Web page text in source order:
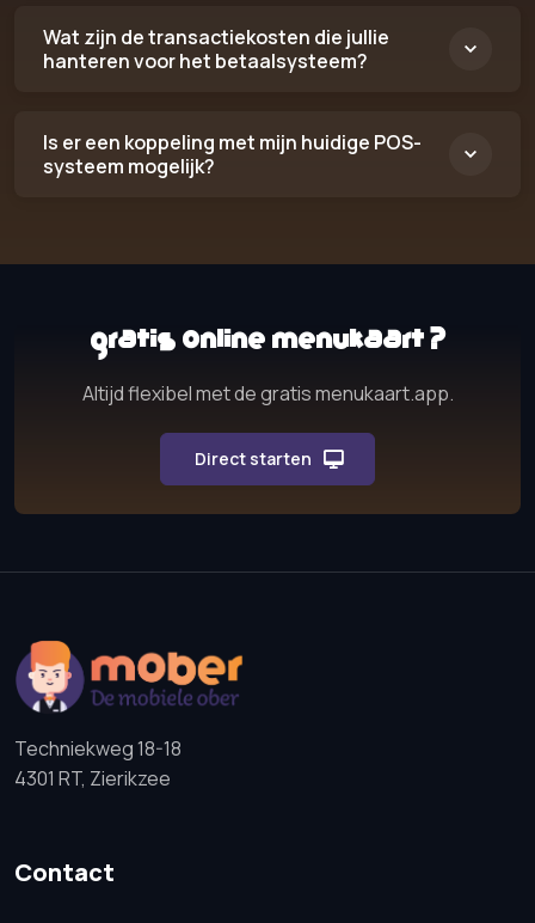
Wat zijn de transactiekosten die jullie
hanteren voor het betaalsysteem?
Is er een koppeling met mijn huidige POS-
systeem mogelijk?
Gratis online menukaart?
Altijd flexibel met de gratis menukaart.app.
Direct starten
Techniekweg 18-18
4301 RT, Zierikzee
Contact